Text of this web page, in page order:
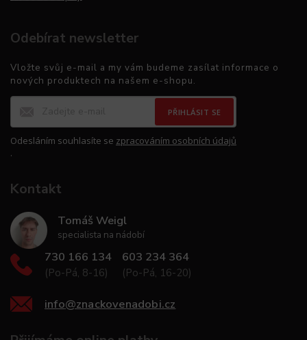
Odebírat newsletter
Vložte svůj e-mail a my vám budeme zasílat informace o
nových produktech na našem e-shopu.
PŘIHLÁSIT SE
Odesláním souhlasíte se zpracováním osobních údajů
.
Kontakt
Tomáš Weigl
specialista na nádobí
730 166 134
(Po-Pá, 8-16)
603 234 364
(Po-Pá, 16-20)
info@znackovenadobi.cz